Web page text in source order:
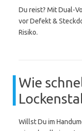
Du reist? Mit Dual-
vor Defekt &
Risiko.
Wie
Willst Du im